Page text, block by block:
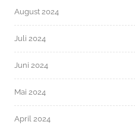
August 2024
Juli 2024
Juni 2024
Mai 2024
April 2024